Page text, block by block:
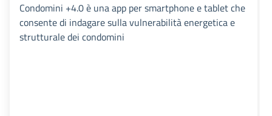
Condomini +4.0 è una app per smartphone e tablet che
consente di indagare sulla vulnerabilità energetica e
strutturale dei condomini